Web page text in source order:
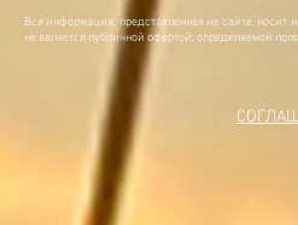
Вся информация, представленная на сайте,
не является публичной офертой, определяемой